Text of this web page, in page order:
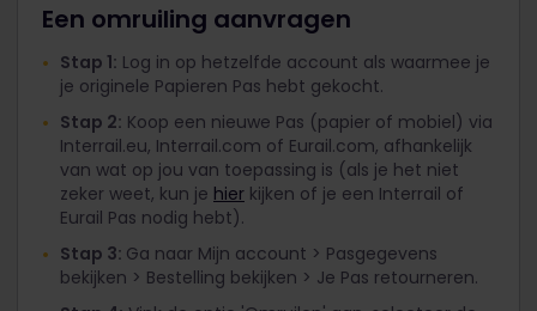
Een omruiling aanvragen
Stap 1: Log in op hetzelfde account als waarmee je
je originele Papieren Pas hebt gekocht.
Stap 2: Koop een nieuwe Pas (papier of mobiel) via
Interrail.eu, Interrail.com of Eurail.com, afhankelijk
van wat op jou van toepassing is (als je het niet
zeker weet, kun je hier kijken of je een Interrail of
Eurail Pas nodig hebt).
Stap 3: Ga naar Mijn account > Pasgegevens
bekijken > Bestelling bekijken > Je Pas retourneren.